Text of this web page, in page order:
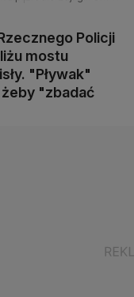
Policji
mostu
"Pływak"
żeby "zbadać